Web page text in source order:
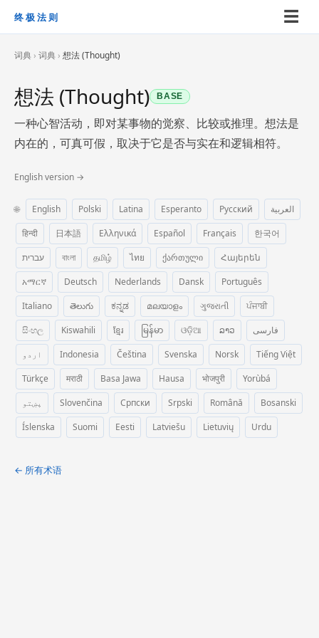
终极法则 ☰
词典 › 词典 › 想法 (Thought)
想法 (Thought) BASE
一种心智活动，即对某事物的觉察、比较或推理。想法是
内在的，可真可假，取决于它是否与实在和逻辑相符。
English version →
🌐 English Polski Latina Esperanto Русский
العربية
हिन्दी
日本語 Ελληνικά Español Français
한국어
עברית
বাংলা தமிழ் ไทย ქართული
Հայերեն
አማርኛ
Deutsch Nederlands Dansk
Português
Italiano
తెలుగు ಕನ್ನಡ മലയാളം ગુજરાતી
ਪੰਜਾਬੀ
සිංහල
Kiswahili ខ្មែរ မြန်မာ ଓଡ଼ିଆ ລາວ
فارسی
اردو
Indonesia Čeština Svenska Norsk
Tiếng Việt
Türkçe
मराठी Basa Jawa Hausa भोजपुरी
Yorùbá
پښتو
Slovenčina Српски Srpski Română
Bosanski
Íslenska
Suomi Eesti Latviešu Lietuvių Urdu
← 所有术语